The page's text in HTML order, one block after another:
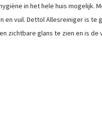
in het hele huis mogelijk.
vuil. Dettol Allesreiniger is te
zichtbare glans te zien en is